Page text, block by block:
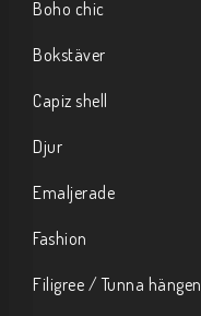
Boho chic
Bokstäver
Capiz shell
Djur
Emaljerade
Fashion
Filigree / Tunna hängen